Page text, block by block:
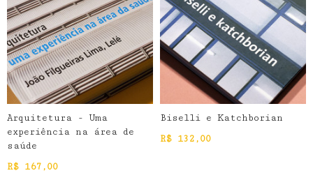
Arquitetura - Uma
experiência na área de
saúde
R$ 167,00
Biselli e Katchborian
R$ 132,00